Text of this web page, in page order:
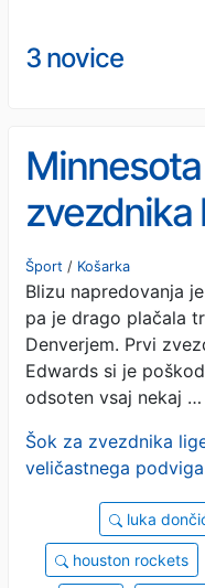
3 novice
zvezdnika
vsaj nekaj
Šport / Košarka
Blizu napredovanja
pa je drago plačala
Denverjem. Prvi
Edwards si je
odsoten vsaj nekaj …
Šok za zvezdnika
veličastnega podviga
luka
houston rockets